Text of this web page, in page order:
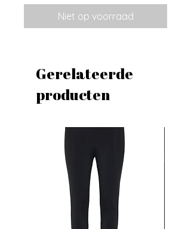
Niet op voorraad
Gerelateerde
producten